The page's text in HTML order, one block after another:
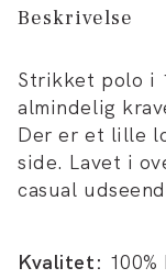
Beskrivelse
Strikket polo i
almindelig
Der er et lille
side. Lavet i
casual
Kvalitet: